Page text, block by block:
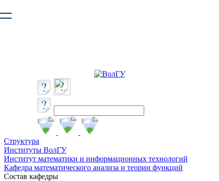
безопасную работу с сайтом. Пожалуйста
Структура
Институты ВолГУ
Институт математики и информационных технологий
Кафедра математического анализа и теории функций
Состав кафедры